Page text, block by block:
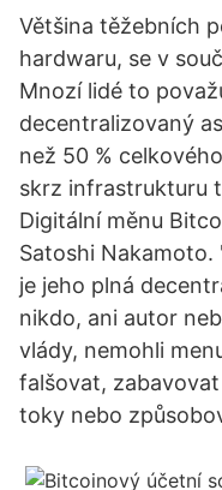
Většina těžebních
hardwaru, se v
Mnozí lidé to
decentralizovaný
než 50 %
skrz infrastrukturu
Digitální měnu
Satoshi
je jeho plná
nikdo, ani autor
vlády, nemohli
falšovat,
toky nebo